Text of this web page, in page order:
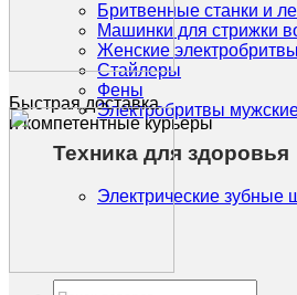
Бритвенные станки и
Машинки для стрижки
Женские
Стайлеры
Фены
Электробритвы
Техника для здоровья
Электрические зубные
Поиск
Быстрая доставка
и компетентные курьеры